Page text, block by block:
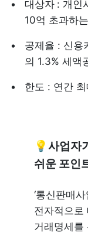
대상자 : 개인
10억 초과하
공제율 : 신용
의 1.3% 세액
한도 : 연간
💡사업자
쉬운 포인
‘통신판매
전자적으로
거래명세를